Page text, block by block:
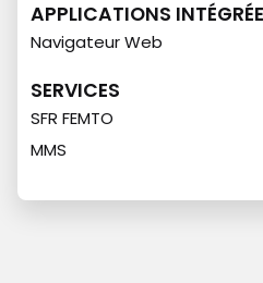
APPLICATIONS
Navigateur Web
SERVICES
SFR FEMTO
MMS